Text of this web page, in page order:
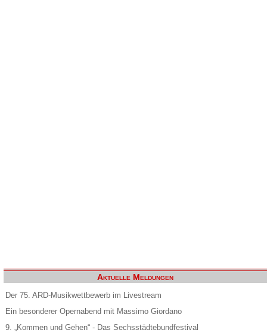
Aktuelle Meldungen
Der 75. ARD-Musikwettbewerb im Livestream
Ein besonderer Opernabend mit Massimo Giordano
9. „Kommen und Gehen“ - Das Sechsstädtebundfestival